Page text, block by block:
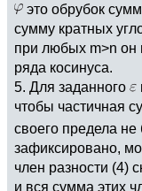
это обрубок
сумму кратных
при любых m>n он
ряда косинуса.
5. Для заданного
чтобы частичная
своего предела
зафиксировано,
член разности (4)
и вся сумма этих